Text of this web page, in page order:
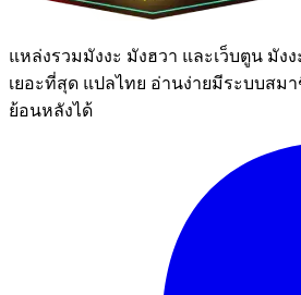
แหล่งรวมมังงะ มังฮวา และเว็บตูน มัง
เยอะที่สุด แปลไทย อ่านง่ายมีระบบสม
ย้อนหลังได้